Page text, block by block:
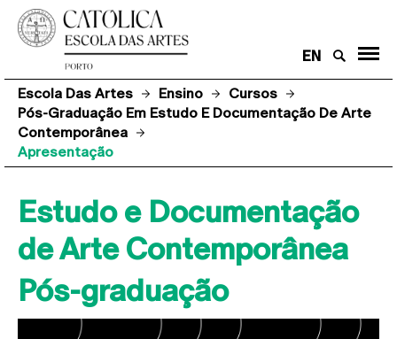
EN
Escola Das Artes Ensino
Cursos
Pós-Graduação Em Estudo E Documentação De Arte
Contemporânea
Apresentação
Estudo e Documentação
de Arte Contemporânea
Pós-graduação